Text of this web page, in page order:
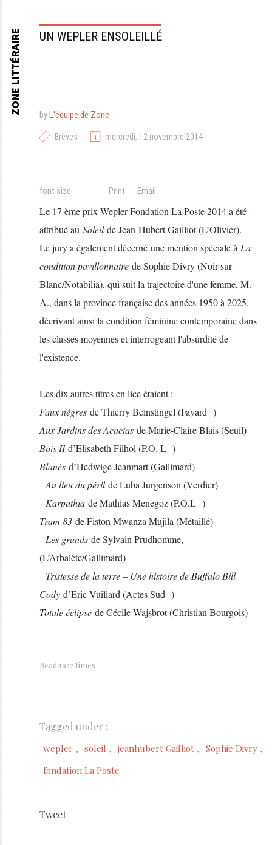
UN WEPLER ENSOLEILLÉ
byL'équipe de Zone
Brèves mercredi, 12 novembre 2014
font size Print Email
Le 17 ème prix Wepler-Fondation La Poste 2014 a été
attribué au Soleil de Jean-Hubert Gailliot (L’Olivier).
Le jury a également décerné une mention spéciale à La
condition pavillonnaire de Sophie Divry (Noir sur
Blanc/Notabilia), qui suit la trajectoire d'une femme, M.-
A., dans la province française des années 1950 à 2025,
décrivant ainsi la condition féminine contemporaine dans
les classes moyennes et interrogeant l'absurdité de
l'existence.
Les dix autres titres en lice étaient :
Faux nègres de Thierry Beinstingel (Fayard )
Aux Jardins des Acacias de Marie-Claire Blais (Seuil)
Bois II d’Elisabeth Filhol (P.O. L )
Blanès d’Hedwige Jeanmart (Gallimard)
Au lieu du péril de Luba Jurgenson (Verdier)
Karpathia de Mathias Menegoz (P.O.L )
Tram 83 de Fiston Mwanza Mujila (Métaillé)
Les grands de Sylvain Prudhomme,
(L’Arbalète/Gallimard)
Tristesse de la terre – Une histoire de Buffalo Bill
Cody d’Eric Vuillard (Actes Sud )
Totale éclipse de Cécile Wajsbrot (Christian Bourgois)
Read 1922 times
Tagged under :
wepler soleil jeanhubert Gailliot
Sophie Divry
fondation La Poste
Tweet
ZONE LITTÉRAIRE